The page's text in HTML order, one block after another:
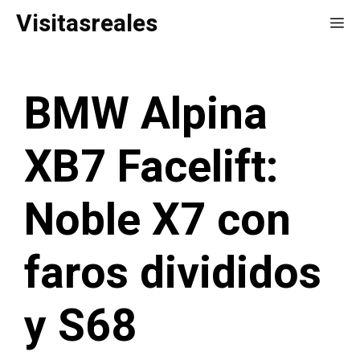
Saltar
Visitasreales
BMW Alpina
XB7 Facelift:
Noble X7 con
faros divididos
y S68